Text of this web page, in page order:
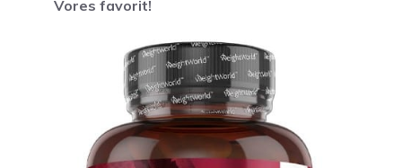
Vores favorit!